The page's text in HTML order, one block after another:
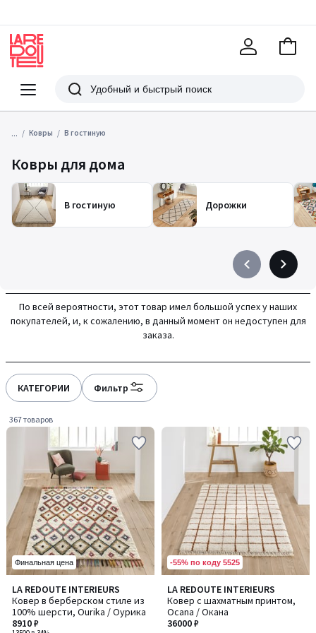
Меню
Redoute
Поиск
В
... Ковры В гостиную
Ковры для дома
В гостиную Дорожки
Précédent
à
gauche
Suivant
à
droite
По всей вероятности, этот товар имел большой успех у наших
покупателей, и, к сожалению, в данный момент он недоступен для
заказа.
КАТЕГОРИИ Фильтр
367 товаров
Финальная цена
LA REDOUTE INTERIEURS
Ковер в берберском стиле из
100% шерсти, Ourika / Оурика
8910 ₽
4,2
/ 5
-55% по коду 5525
LA REDOUTE INTERIEURS
Ковер с шахматным принтом,
Ocana / Окана
36000 ₽